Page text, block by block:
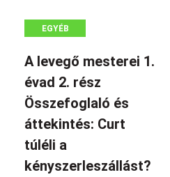
EGYÉB
A levegő mesterei 1.
évad 2. rész
Összefoglaló és
áttekintés: Curt
túléli a
kényszerleszállást?